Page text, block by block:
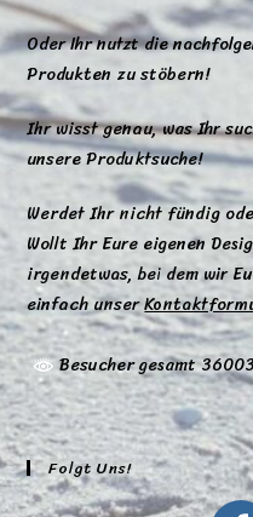
Oder Ihr nutzt die
Produkten zu stöbern!
Ihr wisst genau, was Ihr
unsere Produktsuche!
Werdet Ihr nicht fündig
Wollt Ihr Eure eigenen
irgendetwas, bei dem wir
einfach unser
Besucher gesamt
Folgt Uns!